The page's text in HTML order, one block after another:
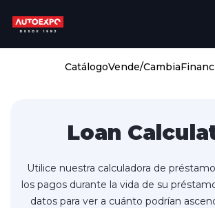
CatálogoVende/Cambia
Loan
Utilice nuestra calculadora de
los pagos durante la vida de su
datos para ver a cuánto podrían